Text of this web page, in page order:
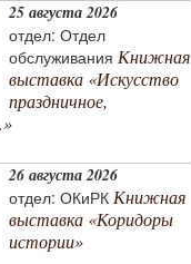
25 августа 2026
отдел: Отдел
обслуживания Книжная
выставка «Искусство
праздничное,
26 августа 2026
отдел: ОКиРК Книжная
выставка «Коридоры
истории»